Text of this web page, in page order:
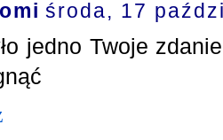
środa, 17
jedno Twoje